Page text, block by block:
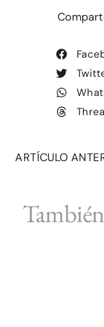
ARTÍCULO